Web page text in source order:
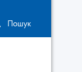
Пошук